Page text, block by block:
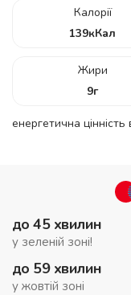
Калорії
139кКал
Жири
9г
енергетична
до 45 хвилин
у зеленій зоні!
до 59 хвилин
у жовтій зоні